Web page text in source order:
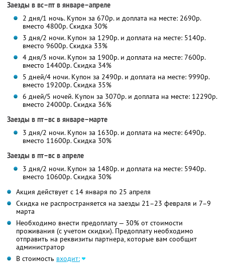
Заезды в вс–пт в январе–апреле
2 дня/1 ночь. Купон за 670р. и доплата на месте: 2690р.
вместо 4800р.Скидка 30%
3 дня/2 ночи. Купон за 1290р. и доплата на месте: 5140р.
вместо 9600р.Скидка 33%
4 дня/3 ночи. Купон за 1900р. и доплата на месте: 7600р.
вместо 14400р.Скидка 34%
5 дней/4 ночи. Купон за 2490р. и доплата на месте: 9990р.
вместо 19200р.Скидка 35%
6 дней/5 ночей. Купон за 3070р. и доплата на месте: 12290р.
вместо 24000р.Скидка 36%
Заезды в пт–вс в январе–марте
3 дня/2 ночи. Купон за 1630р. и доплата на месте: 6490р.
вместо 11600р.Скидка 30%
Заезды в пт–вс в апреле
3 дня/2 ночи. Купон за 1480р. и доплата на месте: 5940р.
вместо 10600р.Скидка 30%
Акция действует с 14 января по 25 апреля
Скидка не распространяется на заезды 21–23 февраля и 7–9
марта
Необходимо внести предоплату — 30% от стоимости
проживания (с учетом скидки). Предоплату необходимо
отправить на реквизиты партнера, которые вам сообщит
администратор
В стоимость входит: